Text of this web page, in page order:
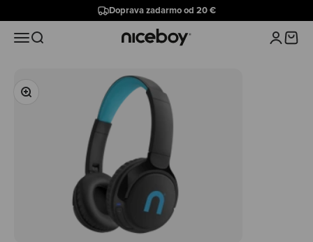
Doprava zadarmo od 20 €
MenuHľadať Niceboy Prihlásiť
Košík
Priblížiť